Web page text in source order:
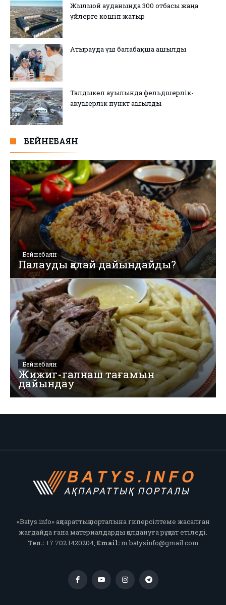
Жылыой ауданында 300 отбасы жаңа
үйлерге көшіп жатыр
Атырауда үш балабақша ашылды
Талдыкөл ауылында фельдшерлік-
акушерлік пункт ашылды
БЕЙНЕБАЯН
Бейнебаян
Палауды қалай дайындайды?
Бейнебаян
Жижиг-галнаш тағамын
дайындау
«Batys.info» ақпараттық порталына гиперсілтеме жасалған
жағдайда ғана материалдарды қолдануға рұқсат етіледі.
Тел.:+7 702 1420204, Email:m.batysinfo@gmail.com